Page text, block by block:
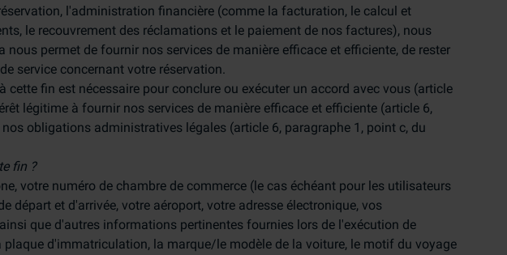
l'administration financière (comme la facturation, le calcul et
le recouvrement des réclamations et le paiement de nos factures), nous
permet de fournir nos services de manière efficace et efficiente, de rester
service concernant votre réservation.
cette fin est nécessaire pour conclure ou exécuter un accord avec vous (article
légitime à fournir nos services de manière efficace et efficiente (article 6,
obligations administratives légales (article 6, paragraphe 1, point c, du
fin ?
votre numéro de chambre de commerce (le cas échéant pour les utilisateurs
départ et d'arrivée, votre aéroport, votre adresse électronique, vos
que d'autres informations pertinentes fournies lors de l'exécution de
d'immatriculation, la marque/le modèle de la voiture, le motif du voyage